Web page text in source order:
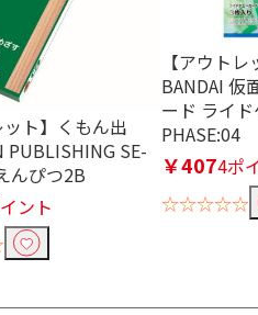
ット】くもん出
PUBLISHING SE-
んぴつ2B
ント
【アウト
BANDAI 仮
ード ライ
PHASE:04
￥4074ポ
☆☆☆☆☆